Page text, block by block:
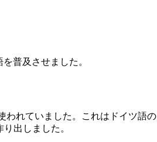
普及させました。
われていました。これはドイツ語の
出しました。